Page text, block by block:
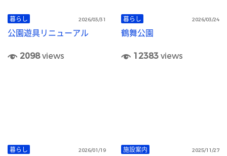
暮らし 2026/03/31
公園遊具リニューアル
2098views
暮らし 2026/03/24
鶴舞公園
12383views
暮らし 2026/01/19 施設案内 2025/11/27